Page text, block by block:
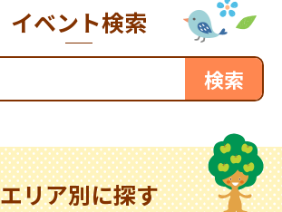
イベント検索
エリア別に探す